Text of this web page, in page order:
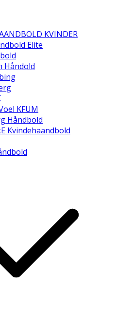
KVINDER
Elite
Håndold
KFUM
Håndbold
Kvindehaandbold